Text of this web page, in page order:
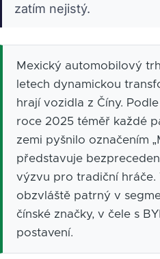
zatím nejistý.
Mexický automobilový
letech dynamickou
hrají vozidla z Číny.
roce 2025 téměř každé
zemi pyšnilo označením
představuje
výzvu pro tradiční hráče.
obzvláště patrný v
čínské značky, v čele s
postavení.